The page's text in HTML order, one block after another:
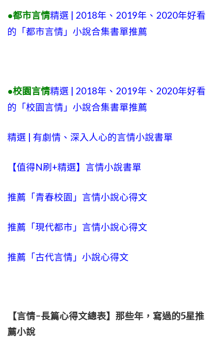
●都市言情精選 | 2018年、2019年、2020年好看
的「都市言情」小說合集書單推薦
●校園言情精選 | 2018年、2019年、2020年好看
的「校園言情」小說合集書單推薦
精選 | 有劇情、深入人心的言情小說書單
【值得N刷+精選】言情小說書單
推薦「青春校園」言情小說心得文
推薦「現代都市」言情小說心得文
推薦「古代言情」小說心得文
【言情-長篇心得文總表】那些年，寫過的5星推
薦小說